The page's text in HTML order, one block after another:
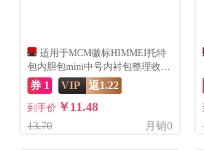
适用于MCM徽标HIMMEI托特
包内胆包mini中号内衬包整理收纳
包内袋
券 1 VIP 返1.22
到手价 ￥11.48
13.70 月销0